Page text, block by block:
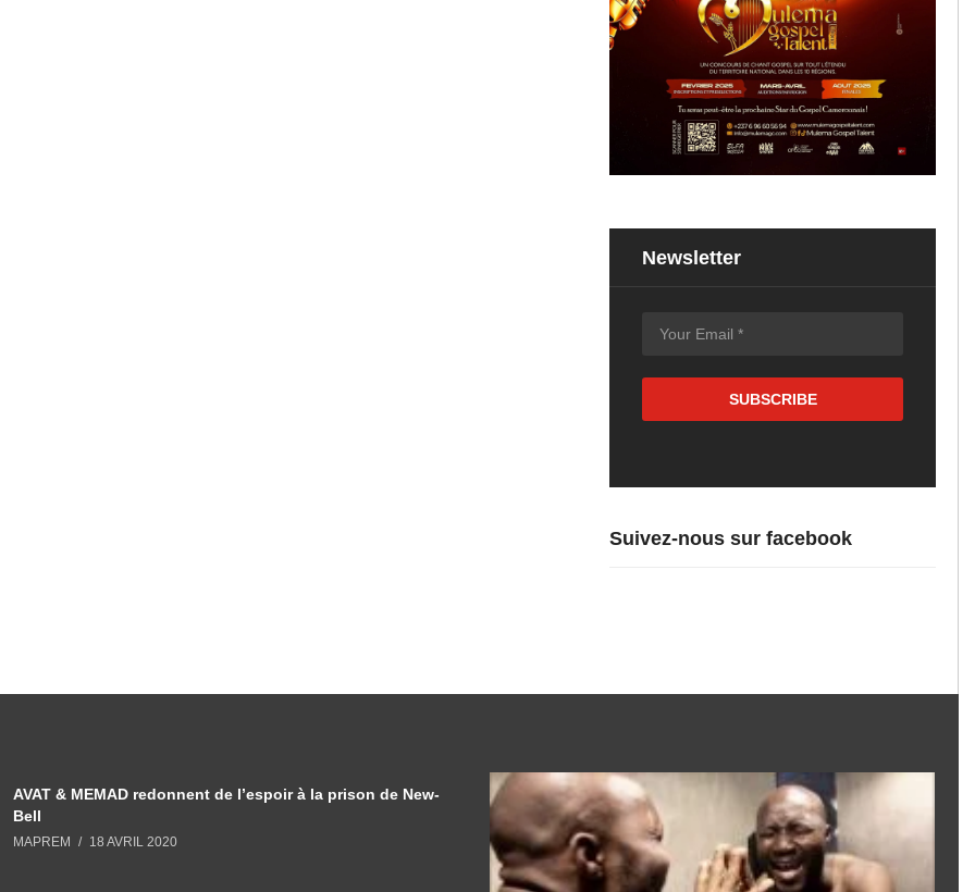
Newsletter
Suivez-nous sur facebook
AVAT & MEMAD redonnent de l’espoir à la prison de New-
Bell
MAPREM 18 AVRIL 2020